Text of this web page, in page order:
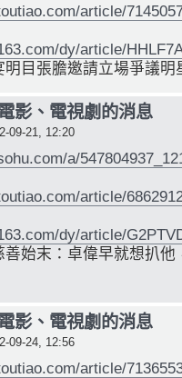
article/
dy/article/
明目張膽邀請立場爭議
影、電視劇的消息
09-21, 12:20
a/
article/
dy/article/
善始末：卓偉早就想扒
影、電視劇的消息
09-24, 12:56
article/